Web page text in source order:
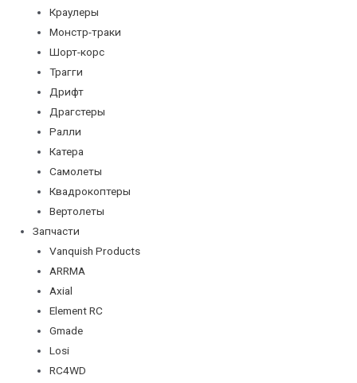
Краулеры
Монстр-траки
Шорт-корс
Трагги
Дрифт
Драгстеры
Ралли
Катера
Самолеты
Квадрокоптеры
Вертолеты
Запчасти
Vanquish Products
ARRMA
Axial
Element RC
Gmade
Losi
RC4WD